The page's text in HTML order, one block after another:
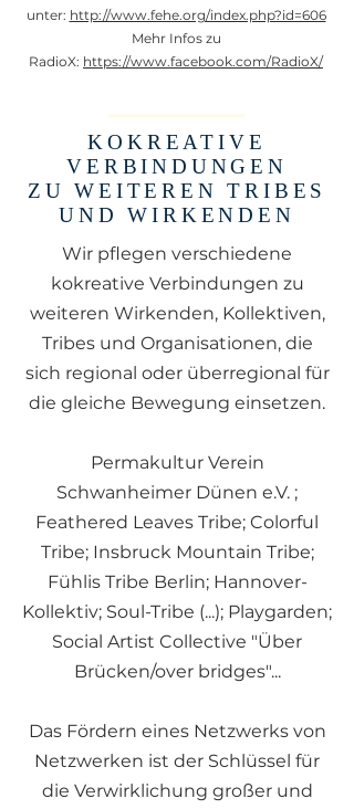
unter: http://www.fehe.org/index.php?id=606
Mehr Infos zu
RadioX: https://www.facebook.com/RadioX/
KOKREATIVE
VERBINDUNGEN
ZU WEITEREN TRIBES
UND WIRKENDEN
Wir pflegen verschiedene
kokreative Verbindungen zu
weiteren Wirkenden, Kollektiven,
Tribes und Organisationen, die
sich regional oder überregional für
die gleiche Bewegung einsetzen.
Permakultur Verein
Schwanheimer Dünen e.V. ;
Feathered Leaves Tribe; Colorful
Tribe; Insbruck Mountain Tribe;
Fühlis Tribe Berlin; Hannover-
Kollektiv; Soul-Tribe (...); Playgarden;
Social Artist Collective "Über
Brücken/over bridges"...
Das Fördern eines Netzwerks von
Netzwerken ist der Schlüssel für
die Verwirklichung großer und